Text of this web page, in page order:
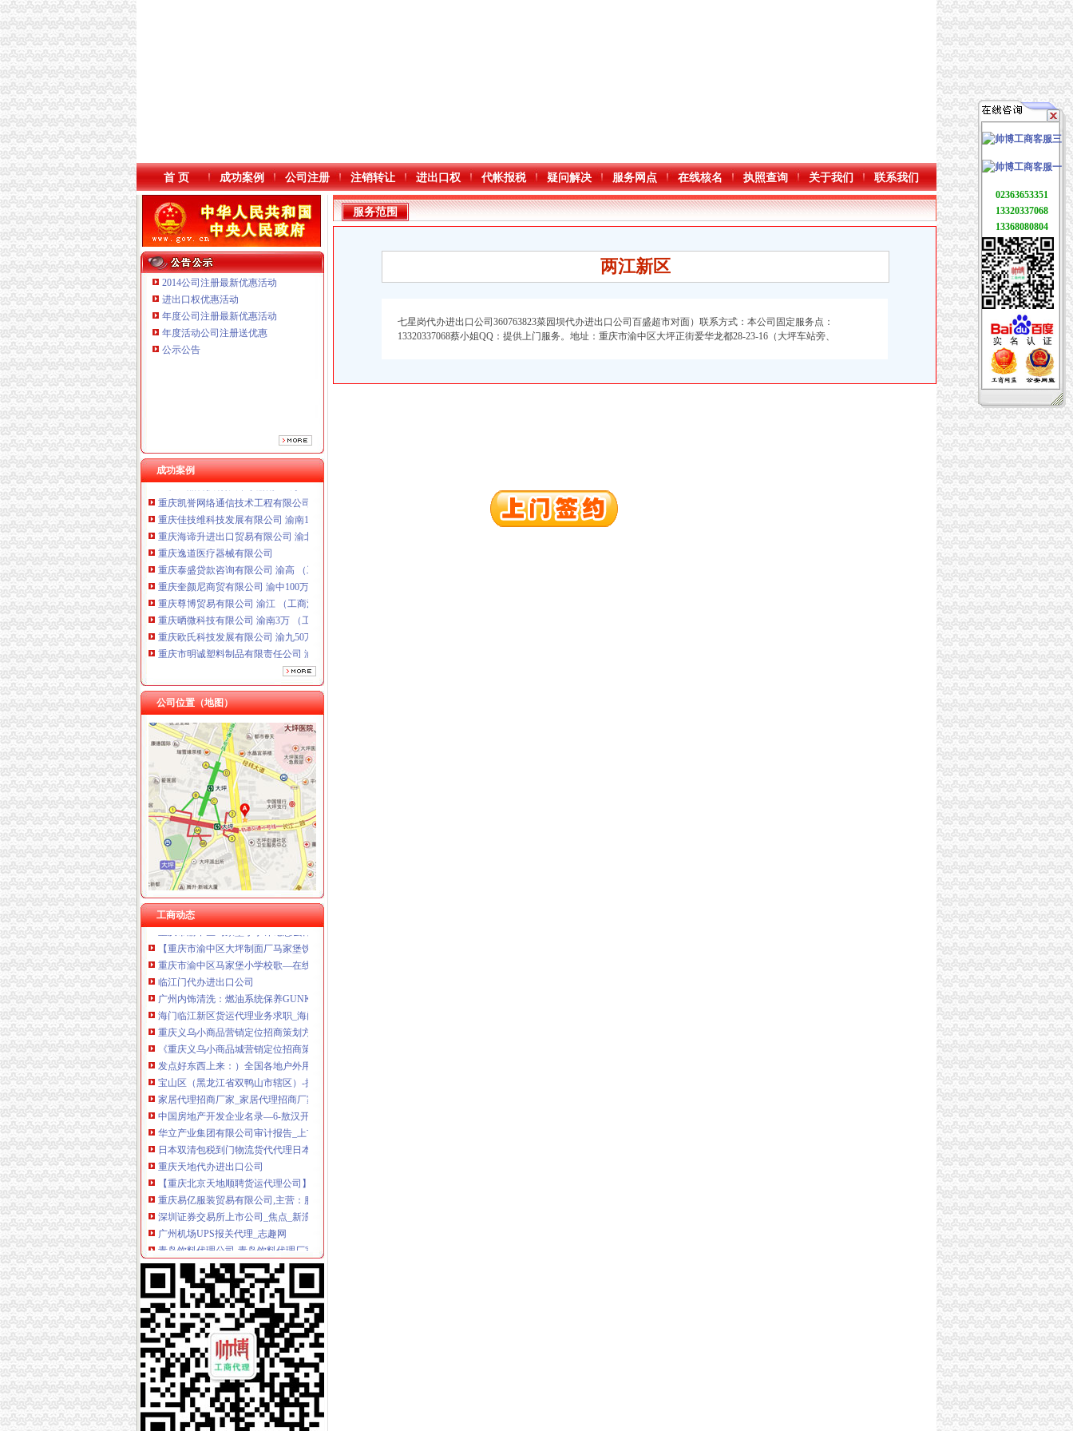
首 页 成功案例 公司注册 注销转让 进出口权 代帐报税 疑问解决 服务网点 在线核名 执照查询 关于我们 联系我们
2014公司注册最新优惠活动
进出口权优惠活动
年度公司注册最新优惠活动
年度活动公司注册送优惠
公示公告
成功案例
重庆海谛升进出口贸易有限公司 渝北100万 （进出口权）
重庆逸道医疗器械有限公司
重庆奎颜尼商贸有限公司 渝中100万 （工商注册）
重庆欧氏科技发展有限公司 渝九50万 （进出口权）
重庆市明诚塑料制品有限责任公司 渝高100万 （进出口权）
重庆金品科技有限公司 渝南100万 （进出口权）
重庆佳技维科技发展有限公司 渝南100万 （进出口权）
重庆海谛升进出口贸易有限公司 渝北100万 （进出口权）
重庆逸道医疗器械有限公司
重庆泰盛贷款咨询有限公司 渝高 （工商注册）
重庆奎颜尼商贸有限公司 渝中100万 （工商注册）
重庆尊博贸易有限公司 渝江 （工商注册）
重庆晒微科技有限公司 渝南3万 （工商注册）
重庆欧氏科技发展有限公司 渝九50万 （进出口权）
重庆市明诚塑料制品有限责任公司 渝高100万 （进出口权）
重庆金品科技有限公司 渝南100万 （进出口权）
重庆凯誉网络通信技术工程有限公司 渝中300万 （工商变更）
重庆佳技维科技发展有限公司 渝南100万 （进出口权）
公司位置（地图）
工商动态
渝中区马家堡
“电子眼交巡”在渝中区马家堡上岗一个月_第1页-七一网
渝中区马家堡小学2017招生范围,马家堡小学6月24日报名-小学教育-
重庆市渝中区马家堡粮店_重庆市_渝中区_企业在线
【重庆市—渝中区】马家堡发廊偶遇品美少女（申请毕业-曲罢论坛
渝中区马家堡小学好不好呀？求指教-早教幼儿园小学-重庆购物狂
【招商银行渝中区马家堡自助银行】招商银行渝中区马家堡自助银行
说课唐令春重庆渝中区马家堡小学《可能》-原创-搜狐
重庆市渝中区马家堡小学评论怎么样-我要搜学网
【重庆市渝中区大坪制面厂马家堡饮食店】重庆市渝中区大坪制面厂
重庆市渝中区马家堡小学校歌—在线播放—优酷网,高清在线观看
临江门代办进出口公司
广州内饰清洗：燃油系统保养GUNKM2616-油箱及油管路清洗-广州
海门临江新区货运代理业务求职_海门临江新区货运代理业务找工作_
重庆义乌小商品营销定位招商策划方案.doc
《重庆义乌小商品城营销定位招商策划方案》.doc
发点好东西上来：）全国各地户外用品店详解-旅游（Travel）版-北大
宝山区（黑龙江省双鸭山市辖区）-搜百科
家居代理招商厂家_家居代理招商厂家/公司-阿里巴巴公司黄页
中国房地产开发企业名录—6-敖汉开发区招商网-中国招商引资信
华立产业集团有限公司审计报告_上市公司_新浪财经_新浪网
日本双清包税到门物流货代代理日本清关公司日本空运专线
重庆天地代办进出口公司
【重庆北京天地顺聘货运代理公司】网点,地址,电话,营业时间-大
重庆易亿服装贸易有限公司,主营：服装服饰,箱包设计及销售；品
深圳证券交易所上市公司_焦点_新浪财经_新浪网
广州机场UPS报关代理_志趣网
青岛饮料代理公司-青岛饮料代理厂家-|必途青岛饮料代理公司排行榜
重庆进口美国咖啡清关运输到成都需要多长时间【-成都进出口代理】
海haiyao品牌代理招商-招商加盟-globrand（全球品牌网）
重庆物流服务公司_物流服务厂_生产厂家企业公司
价格,厂家,图片,进出口全套代理,重庆市金利国际货物代理有限
郑州报关代理黄页、郑州报关代理公司名录、郑州报关代理供应商、
朝天门代办进出口公司
重庆南岸茶园新区工商服务信息,提供新重庆南岸茶园新区财税服务
【2014年重庆美购贸易有限公司新招聘信息_电话_地址】-赶集网
重庆港国际集装箱有限公司货运代理分公司|重庆港国际集装箱有限公司
朝天门火锅加盟_朝天门火锅加盟店_朝天门火锅加盟费多少-中国连锁网
重庆雅皎贸易有限公司2017新招聘信息_电话_地址-58企业名录
服务范围
两江新区
七星岗代办进出口公司360763823菜园坝代办进出口公司 百盛超市对面）联系方式：本公司固定服务点：
13320337068蔡小姐QQ：提供上门服务。地址：重庆市渝中区大坪正街爱华龙都28-23-16（大坪车站旁、
02363653351
13320337068
13368080804